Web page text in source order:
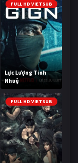
FULL HD VIETSUB
Lực Lượng Tinh
Nhuệ
FULL HD VIETSUB